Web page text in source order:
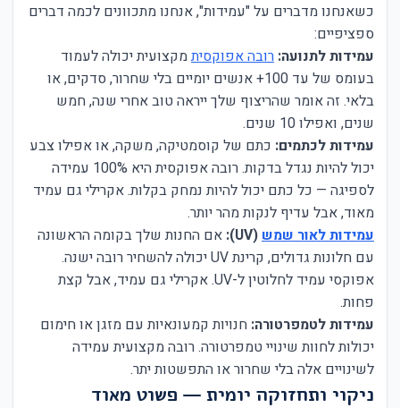
כשאנחנו מדברים על "עמידות", אנחנו מתכוונים לכמה דברים
ספציפיים:
עמידות לתנועה: רובה אפוקסיתמקצועית יכולה לעמוד
בעומס של עד 100+ אנשים יומיים בלי שחרור, סדקים, או
בלאי. זה אומר שהריצוף שלך ייראה טוב אחרי שנה, חמש
שנים, ואפילו 10 שנים.
עמידות לכתמים: כתם של קוסמטיקה, משקה, או אפילו צבע
יכול להיות נגדל בדקות. רובה אפוקסית היא 100% עמידה
לספיגה — כל כתם יכול להיות נמחק בקלות. אקרילי גם עמיד
מאוד, אבל עדיף לנקות מהר יותר.
עמידות לאור שמש(UV):
אם החנות שלך בקומה הראשונה
עם חלונות גדולים, קרינת UV יכולה להשחיר רובה ישנה.
אפוקסי עמיד לחלוטין ל-UV. אקרילי גם עמיד, אבל קצת
פחות.
עמידות לטמפרטורה: חנויות קמעונאיות עם מזגן או חימום
יכולות לחוות שינויי טמפרטורה. רובה מקצועית עמידה
לשינויים אלה בלי שחרור או התפשטות יתר.
ניקוי ותחזוקה יומית — פשוט מאוד